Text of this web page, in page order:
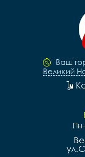
Ваш
Великий